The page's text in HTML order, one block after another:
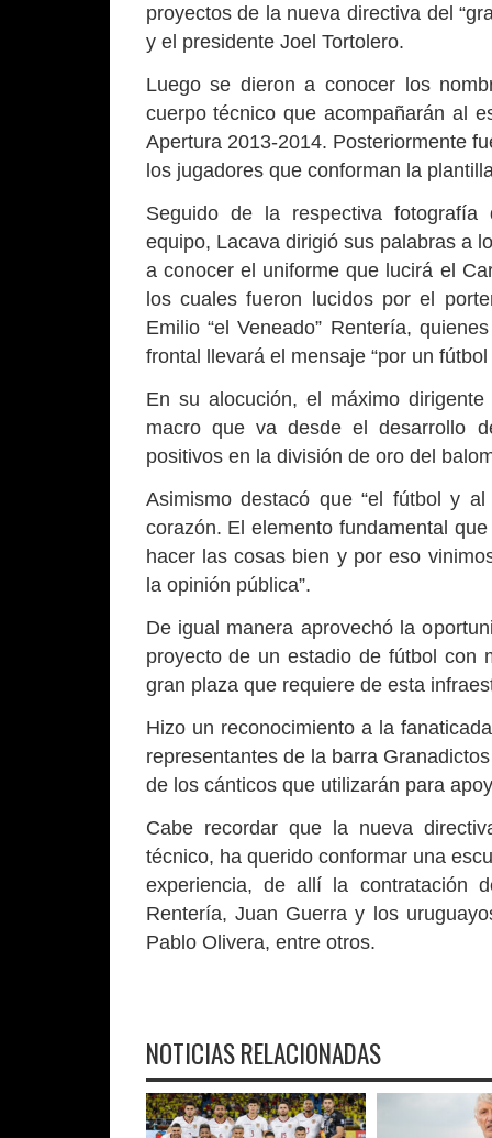
proyectos de la nueva directiva del
y el presidente Joel Tortolero.
Luego se dieron a conocer los
cuerpo técnico que acompañarán al
Apertura 2013-2014. Posteriormente
los jugadores que conforman la
Seguido de la respectiva
equipo, Lacava dirigió sus palabras a
a conocer el uniforme que lucirá el
los cuales fueron lucidos por el
Emilio “el Veneado” Rentería,
frontal llevará el mensaje “por un fútbol
En su alocución, el máximo
macro que va desde el desarrollo
positivos en la división de oro del
Asimismo destacó que “el fútbol y
corazón. El elemento fundamental
hacer las cosas bien y por eso
la opinión pública”.
De igual manera aprovechó la
proyecto de un estadio de fútbol con
gran plaza que requiere de esta
Hizo un reconocimiento a la
representantes de la barra
de los cánticos que utilizarán para
Cabe recordar que la nueva
técnico, ha querido conformar una
experiencia, de allí la contratación
Rentería, Juan Guerra y los
Pablo Olivera, entre otros.
NOTICIAS RELACIONADAS